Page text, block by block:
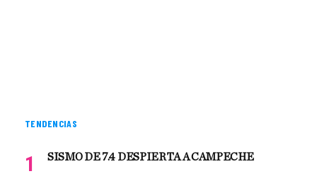
TENDENCIAS
SISMO DE 7.4 DESPIERTA A CAMPECHE